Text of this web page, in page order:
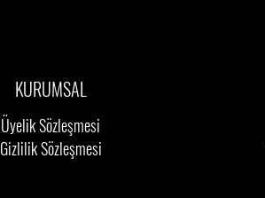
KURUMSAL
Üyelik Sözleşmesi
Gizlilik Sözleşmesi